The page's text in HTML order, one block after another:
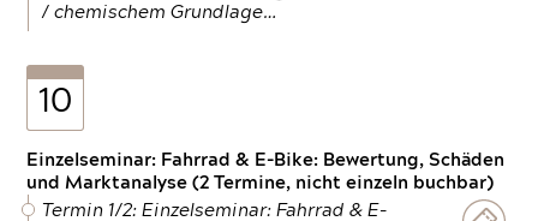
/ chemischem Grundlage…
10
Einzelseminar: Fahrrad & E-Bike: Bewertung, Schäden
und Marktanalyse (2 Termine, nicht einzeln buchbar)
Termin 1/2: Einzelseminar: Fahrrad & E-